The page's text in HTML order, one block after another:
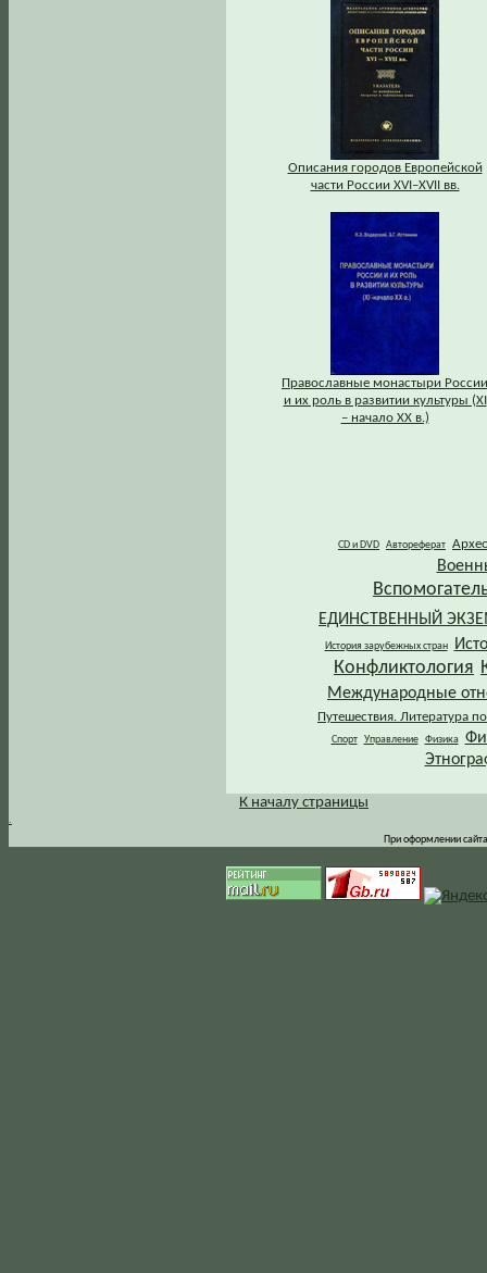
Описания городов Европейской
части России XVI–XVII вв.
Православные монастыри России
и их роль в развитии культуры (XI
– начало XX в.)
CD и DVD Автореферат
ЕДИНСТВЕННЫЙ
История зарубежных стран
Конфликтология
Международные
Путешествия. Литература
Спорт Управление Физика
.
К началу страницы
При оформлении